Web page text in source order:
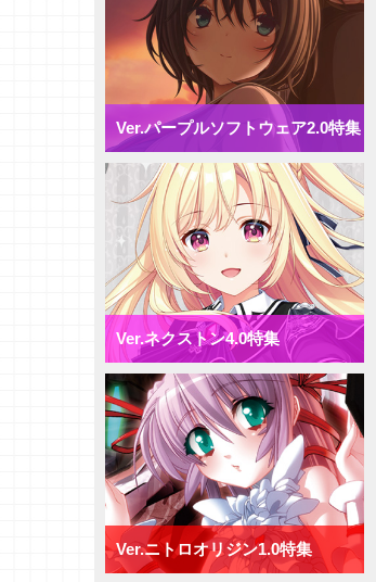
【デッキ紹介】 様々な除去を駆
使して盤面崩壊！ パープルソフ
トウェア2.0 ミックス雪単デッ
キ
【デッキ紹介】妨害と弱体化で動
きを制限せよ！ パープルソフト
ウェア2.0 ミックス月単デッキ
【デッキ紹介】 エリア多投で全
体強化！ パープルソフトウェア
2.0 ミックス花単デッキ
【デッキ紹介】 アイテム強化で
攻防一体！ パープルソフトウェ
ア2.0 ミックス宙単デッキ
【デッキ紹介】相打ち戦法でガン
ガン攻めろ！ パープルソフトウ
ェア2.0 ミックス日単デッキ
【研究員イチオシカード紹介
Vol.72】ネクストン4.0【初心者
向け】
【研究員イチオシカード紹介
Vol.71】ネクストン4.0【初心者
向け】
【デッキ紹介】AP強化と連続攻
撃で決めろ！ ネクストン4.0 ミ
ックス日単デッキ
【デッキ紹介】手札宣言能力で牽
制せよ！ ネクストン4.0 ミッ
クス宙単デッキ
【デッキ紹介】行動制限と速攻で
Ver.パープルソフトウェア2.0特集
Ver.ネクストン4.0特集
Ver.ニトロオリジン1.0特集